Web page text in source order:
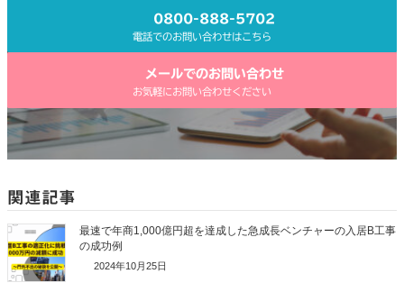
0800-888-5702
電話でのお問い合わせはこちら
メールでのお問い合わせ
お気軽にお問い合わせください
関連記事
最速で年商1,000億円超を達成した急成長ベンチャーの入居B工事
の成功例
2024年10月25日